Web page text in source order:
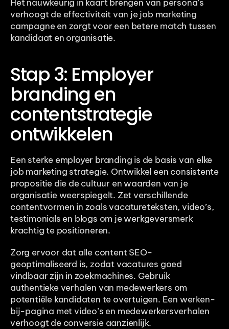
Het nauwkeurig in kaart brengen van persona’s
verhoogt de effectiviteit van je job marketing
campagne en zorgt voor een betere match tussen
kandidaat en organisatie.
Stap 3: Employer
branding en
contentstrategie
ontwikkelen
Een sterke employer branding is de basis van elke
job marketing strategie. Ontwikkel een consistente
propositie die de cultuur en waarden van je
organisatie weerspiegelt. Zet verschillende
contentvormen in zoals vacatureteksten, video’s,
testimonials en blogs om je werkgeversmerk
krachtig te positioneren.
Zorg ervoor dat alle content SEO-
geoptimaliseerd is, zodat vacatures goed
vindbaar zijn in zoekmachines. Gebruik
authentieke verhalen van medewerkers om
potentiële kandidaten te overtuigen. Een werken-
bij-pagina met video’s en medewerkersverhalen
verhoogt de conversie aanzienlijk.